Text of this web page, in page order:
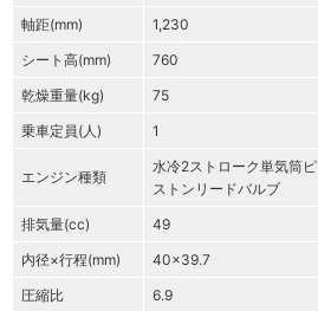
軸距(mm) 1,230
シート高(mm)
760
乾燥重量(kg)
75
乗車定員(人)
1
エンジン種類
水冷2ストローク単気筒ピ
ストンリードバルブ
排気量(cc)
49
内径×行程(mm)
40×39.7
圧縮比
6.9